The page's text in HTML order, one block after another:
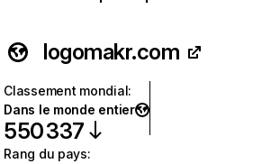
logomakr.com
Classement mondial:
Dans le monde entier
550 337
Rang du pays: